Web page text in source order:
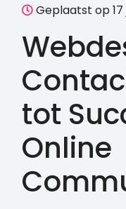
Geplaatst op 17
tot
Online